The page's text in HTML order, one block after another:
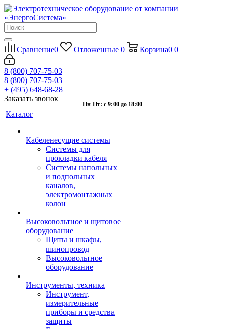
Сравнение0 Отложенные 0 Корзина0 0
8 (800) 707-75-03
8 (800) 707-75-03
+ (495) 648-68-28
Заказать звонок
Пн-Пт: с 9:00 до 18:00
Каталог
Кабеленесущие системы
Системы для
прокладки кабеля
Системы напольных
и подпольных
каналов,
электромонтажных
колон
Высоковольтное и щитовое
оборудование
Щиты и шкафы,
шинопровод
Высоковольтное
оборудование
Инструменты, техника
Инструмент,
измерительные
приборы и средства
защиты